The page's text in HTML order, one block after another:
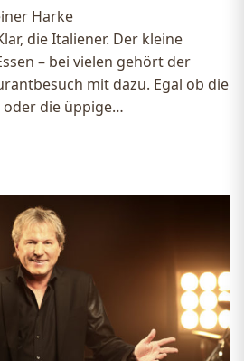
Harke
die Italiener. Der kleine
– bei vielen gehört der
mit dazu. Egal ob die
oder die üppige…